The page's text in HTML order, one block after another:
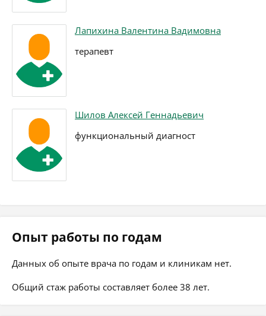
Лапихина Валентина Вадимовна
терапевт
Шилов Алексей Геннадьевич
функциональный диагност
Опыт работы по годам
Данных об опыте врача по годам и клиникам нет.
Общий стаж работы составляет более 38 лет.